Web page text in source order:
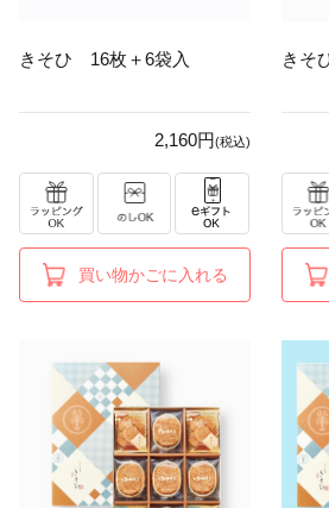
きそひ 16枚＋6袋入
2,160円(税込)
買い物かごに入れる
きそ